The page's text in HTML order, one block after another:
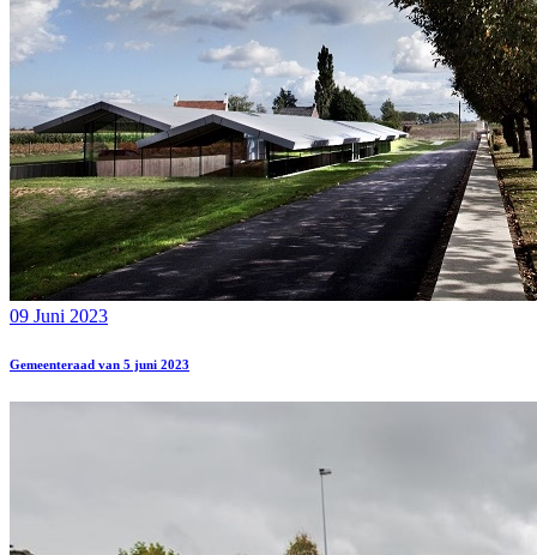
09 Juni 2023
Gemeenteraad van 5 juni 2023